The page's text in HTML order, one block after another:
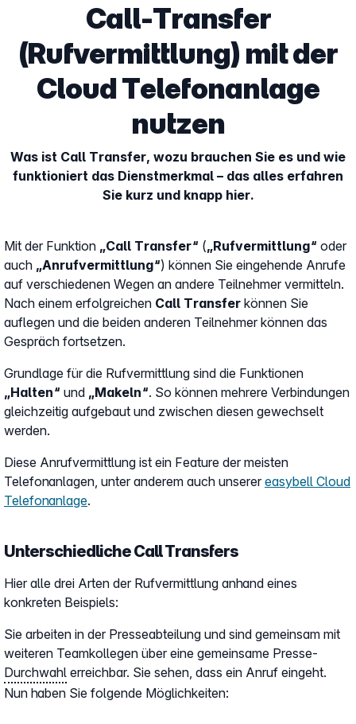
Call-Transfer
(Rufvermittlung) mit der
Cloud Telefonanlage
nutzen
Was ist Call Transfer, wozu brauchen Sie es und wie
funktioniert das Dienstmerkmal – das alles erfahren
Sie kurz und knapp hier.
Mit der Funktion „Call Transfer“ („Rufvermittlung“ oder
auch „Anrufvermittlung“) können Sie eingehende Anrufe
auf verschiedenen Wegen an andere Teilnehmer vermitteln.
Nach einem erfolgreichen Call Transfer können Sie
auflegen und die beiden anderen Teilnehmer können das
Gespräch fortsetzen.
Grundlage für die Rufvermittlung sind die Funktionen
„Halten“ und „Makeln“. So können mehrere Verbindungen
gleichzeitig aufgebaut und zwischen diesen gewechselt
werden.
Diese Anrufvermittlung ist ein Feature der meisten
Telefonanlagen, unter anderem auch unserer easybell Cloud
Telefonanlage.
Unterschiedliche Call Transfers
Hier alle drei Arten der Rufvermittlung anhand eines
konkreten Beispiels:
Sie arbeiten in der Presseabteilung und sind gemeinsam mit
weiteren Teamkollegen über eine gemeinsame Presse-
Durchwahl erreichbar. Sie sehen, dass ein Anruf eingeht.
Nun haben Sie folgende Möglichkeiten: